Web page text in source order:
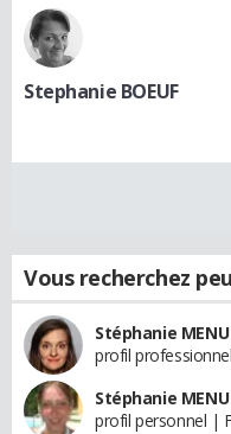
Stephanie BOEUF
Vous recherchez
Stéphanie MENU
profil
Stéphanie MENU
profil personnel |